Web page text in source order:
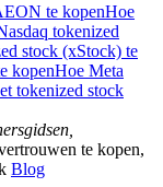
te kopenHoe
tokenized
stock (xStock) te
kopenHoe Meta
tokenized stock
te kopen,
Blog